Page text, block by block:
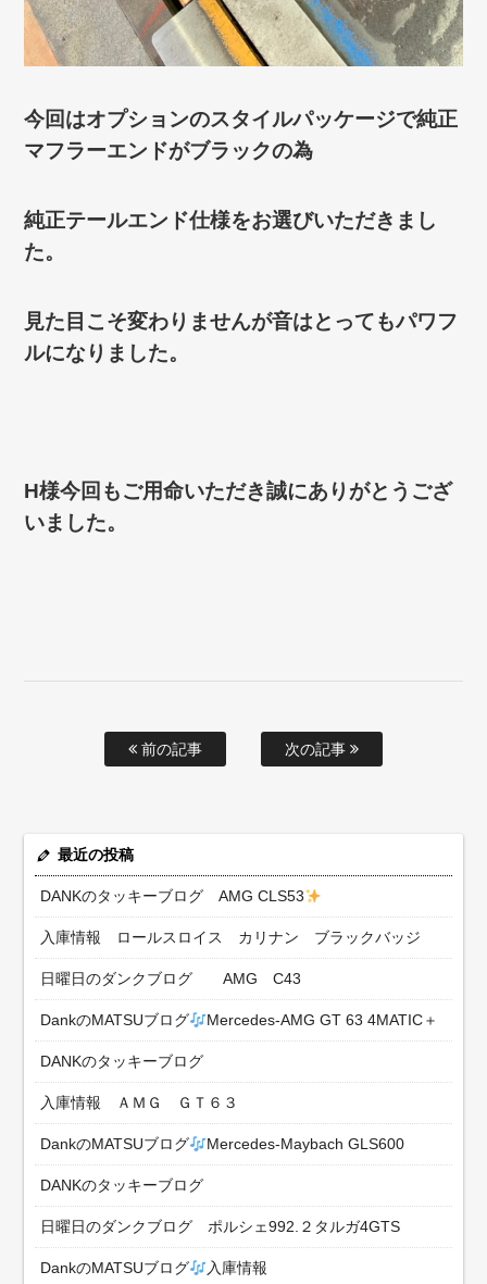
今回はオプションのスタイルパッケージで純正
マフラーエンドがブラックの為
純正テールエンド仕様をお選びいただきまし
た。
見た目こそ変わりませんが音はとってもパワフ
ルになりました。
H様今回もご用命いただき誠にありがとうござ
いました。
前の記事 次の記事
最近の投稿
DANKのタッキーブログ AMG CLS53
入庫情報 ロールスロイス カリナン ブラックバッジ
日曜日のダンクブログ AMG C43
DankのMATSUブログ Mercedes-AMG GT 63 4MATIC＋
DANKのタッキーブログ
入庫情報 ＡＭＧ ＧＴ６３
DankのMATSUブログ Mercedes-Maybach GLS600
DANKのタッキーブログ
日曜日のダンクブログ ポルシェ992.２タルガ4GTS
DankのMATSUブログ 入庫情報